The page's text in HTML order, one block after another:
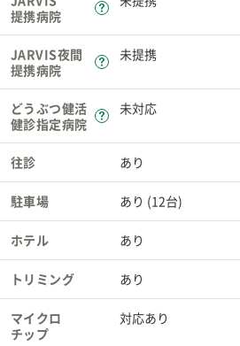
提携病院
JARVIS夜間
提携病院
未提携
どうぶつ健活
健診指定病院
未対応
往診 あり
駐車場 あり (12台)
ホテル あり
トリミング あり
マイクロ
チップ
対応あり